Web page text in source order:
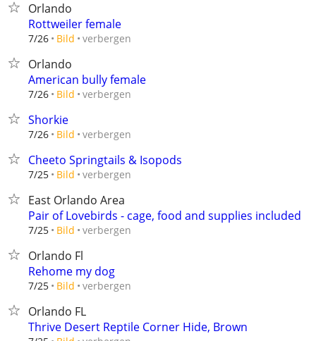
Orlando
Rottweiler female
7/26 Bild verbergen
Orlando
American bully female
7/26 Bild verbergen
Shorkie
7/26 Bild verbergen
Cheeto Springtails & Isopods
7/25 Bild verbergen
East Orlando Area
Pair of Lovebirds - cage, food and supplies included
7/25 Bild verbergen
Orlando Fl
Rehome my dog
7/25 Bild verbergen
Orlando FL
Thrive Desert Reptile Corner Hide, Brown